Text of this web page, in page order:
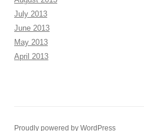
July 2013
June 2013
May 2013
April 2013
Proudly powered by WordPress